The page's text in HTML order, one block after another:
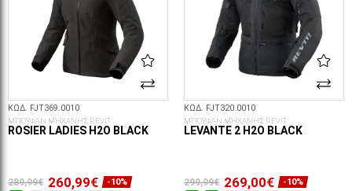
ΚΩΔ. FJT369.0010
ΜΠΟΥΦΑΝ ΜΗΧΑΝΗΣ REVIT
ROSIER LADIES H2O BLACK
289,99€ 260,99€ -10%
ΚΩΔ. FJT320.0010
ΜΠΟΥΦΑΝ ΜΗΧΑΝΗΣ REVIT
LEVANTE 2 H2O BLACK
299,99€ 269,00€ -10%